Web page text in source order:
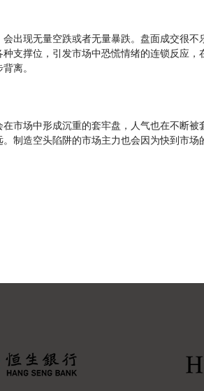
出现无量空跌或者无量暴跌。盘面成交很
支撑位，引发市场中恐慌情绪的连锁反应
离。
市场中形成沉重的套牢盘，人气也在不断
制造空头陷阱的市场主力也会因为快到市场